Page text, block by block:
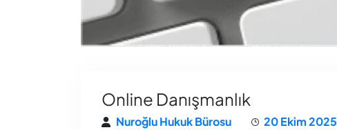
Online Danışmanlık
Nuroğlu Hukuk Bürosu
20 Ekim 2025